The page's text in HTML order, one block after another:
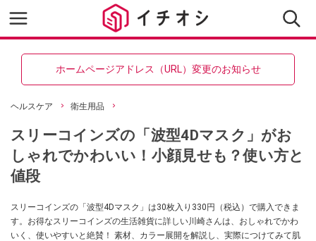
ホームページアドレス（URL）変更のお知らせ
ヘルスケア 衛生用品
スリーコインズの「波型4Dマスク」がお
しゃれでかわいい！小顔見せも？使い方と
値段
スリーコインズの「波型4Dマスク」は30枚入り330円（税込）で購入できま
す。お得なスリーコインズの生活雑貨に詳しい川崎さんは、おしゃれでかわ
いく、使いやすいと絶賛！ 素材、カラー展開を解説し、実際につけてみて肌